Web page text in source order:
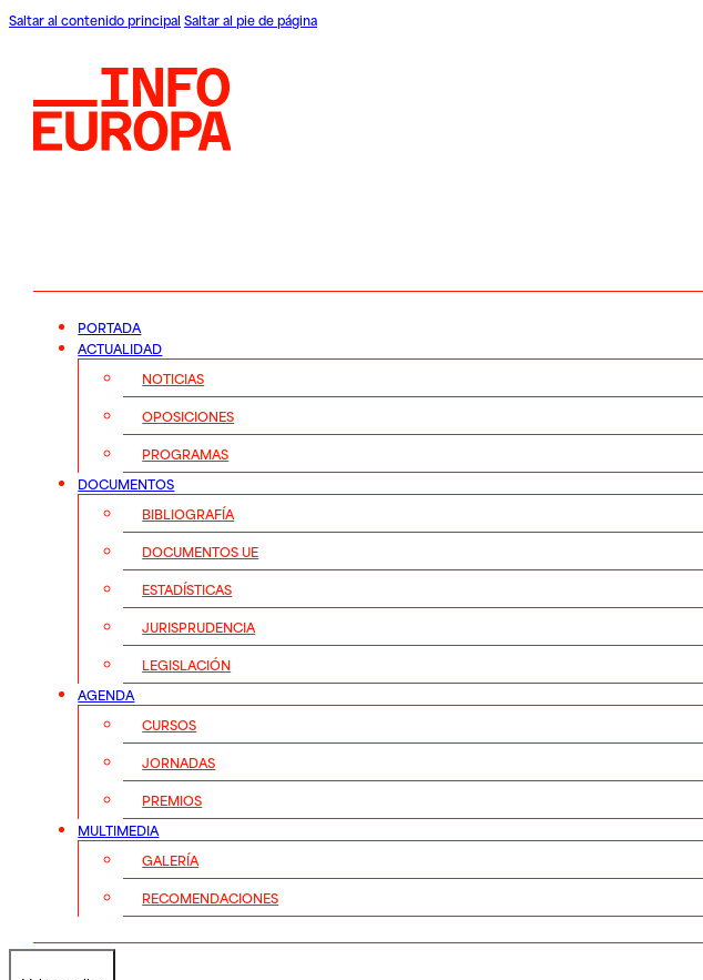
Saltar al contenido principal Saltar al pie de página
PORTADA
ACTUALIDAD
NOTICIAS
OPOSICIONES
PROGRAMAS
DOCUMENTOS
BIBLIOGRAFÍA
DOCUMENTOS UE
ESTADÍSTICAS
JURISPRUDENCIA
LEGISLACIÓN
AGENDA
CURSOS
JORNADAS
PREMIOS
MULTIMEDIA
GALERÍA
RECOMENDACIONES